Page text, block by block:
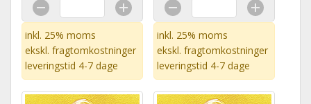
inkl. 25% moms
ekskl. fragtomkostninger
leveringstid 4-7 dage
inkl. 25% moms
ekskl. fragtomkostninger
leveringstid 4-7 dage